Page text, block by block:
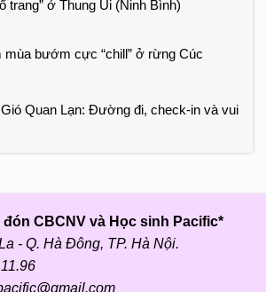
trang” ở Thung Ui (Ninh Bình)
mùa bướm cực “chill” ở rừng Cúc
Quan Lạn: Đường đi, check-in và vui
CBCNV và Học sinh Pacific*
- Q. Hà Đông, TP. Hà Nội.